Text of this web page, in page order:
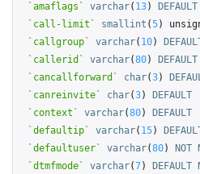
`amaflags`
varchar( 13) DEFAULT
`call-limit`
smallint (5)
`callgroup`
varchar( 10)
`callerid`
varchar(80) DEFAULT
`cancallforward`
char(3)
`canreinvite`
char(3) DEFAULT
`context`
varchar(80) DEFAULT
`defaultip`
varchar( 15)
`defaultuser`
varchar(80) NOT
`dtmfmode`
varchar(7) DEFAULT